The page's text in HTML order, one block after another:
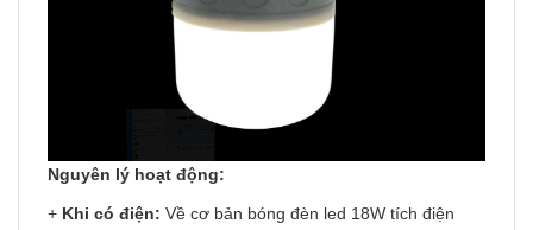
Nguyên lý hoạt động:
+ Khi có điện: Về cơ bản bóng đèn led 18W tích điện